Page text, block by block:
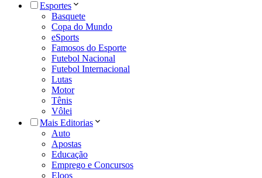
Esportes
Basquete
Copa do Mundo
eSports
Famosos do Esporte
Futebol Nacional
Futebol Internacional
Lutas
Motor
Tênis
Vôlei
Mais Editorias
Auto
Apostas
Educação
Emprego e Concursos
Eloos